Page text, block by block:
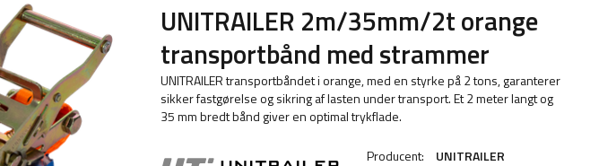
UNITRAILER 2m/35mm/2t orange
transportbånd med strammer
UNITRAILER transportbåndet i orange, med en styrke på 2 tons, garanterer
sikker fastgørelse og sikring af lasten under transport. Et 2 meter langt og
35 mm bredt bånd giver en optimal trykflade.
Producent: UNITRAILER